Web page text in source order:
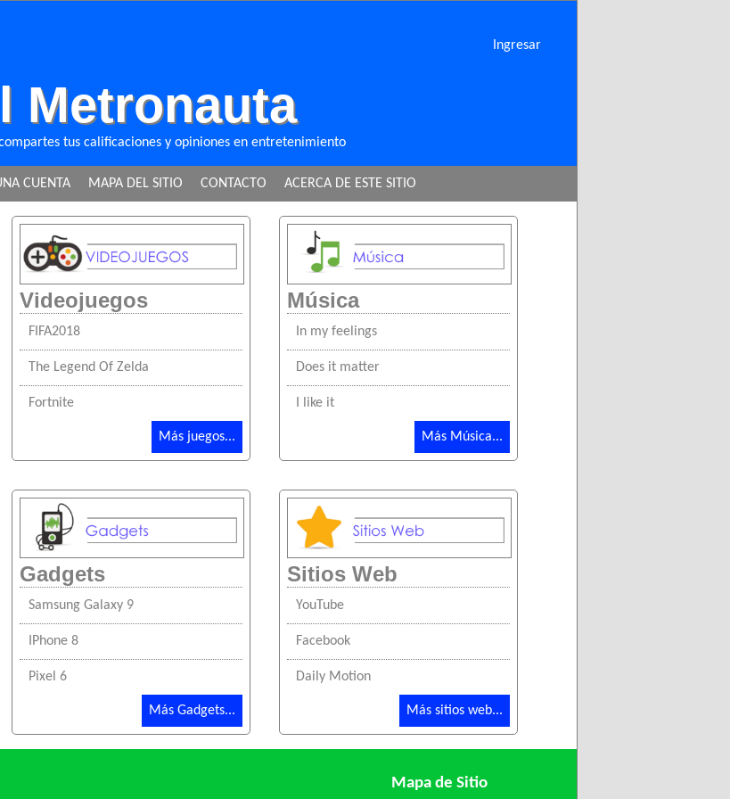
Ingresar
Metronauta
tus calificaciones y opiniones en entretenimiento
CUENTA MAPA DEL SITIO CONTACTO ACERCA DE ESTE SITIO
Videojuegos
FIFA2018
The Legend Of Zelda
Fortnite
Más juegos...
Gadgets
Samsung Galaxy 9
IPhone 8
Pixel 6
Más Gadgets...
Música
In my feelings
Does it matter
I like it
Más Música...
Sitios Web
YouTube
Facebook
Daily Motion
Más sitios web...
Mapa de Sitio